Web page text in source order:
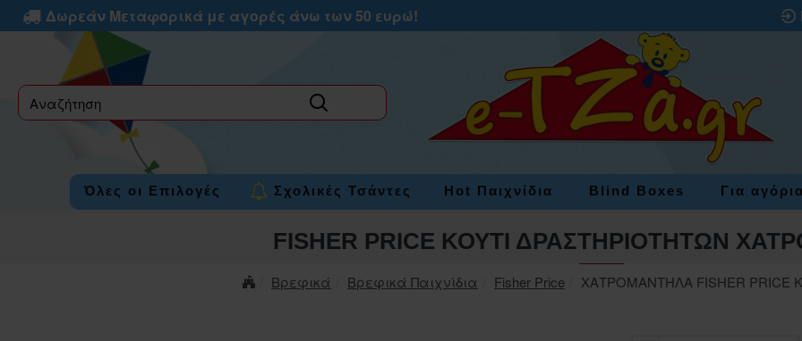
Δωρεάν Μεταφορικά με αγορές άνω των 50 ευρώ!
label
Όλες οι Επιλογές Σχολικές Τσάντες Hot Παιχνίδια Blind Boxes Για αγόρια
Βρεφικά Βρεφικά Παιχνίδια Fisher Price ΧΑΤΡΟΜΑΝΤΗΛΑ FISHER PRICE
FISHER PRICE ΚΟΥΤΙ ΔΡΑΣΤΗΡΙΟΤΗΤΩΝ